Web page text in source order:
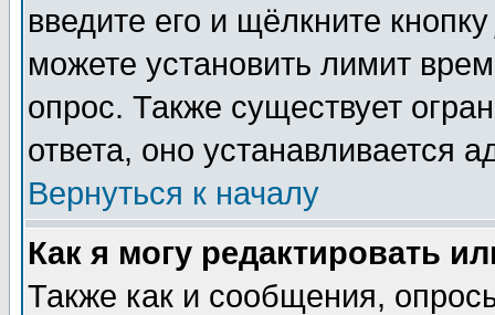
введите его и щёлкните
можете установить лимит
опрос. Также существует
ответа, оно устанавливается
Вернуться к началу
Как я могу редактировать
Также как и сообщения,